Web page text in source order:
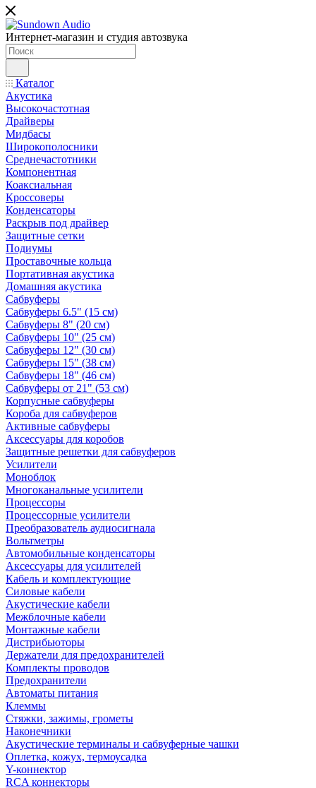
Интернет-магазин и студия автозвука
Каталог
Акустика
Высокочастотная
Драйверы
Мидбасы
Широкополосники
Среднечастотники
Компонентная
Коаксиальная
Кроссоверы
Конденсаторы
Раскрыв под драйвер
Защитные сетки
Подиумы
Проставочные кольца
Портативная акустика
Домашняя акустика
Сабвуферы
Сабвуферы 6.5" (15 см)
Сабвуферы 8" (20 см)
Сабвуферы 10" (25 см)
Сабвуферы 12" (30 см)
Сабвуферы 15" (38 см)
Сабвуферы 18" (46 см)
Сабвуферы от 21" (53 см)
Корпусные сабвуферы
Короба для сабвуферов
Активные сабвуферы
Аксессуары для коробов
Защитные решетки для сабвуферов
Усилители
Моноблок
Многоканальные усилители
Процессоры
Процессорные усилители
Преобразователь аудиосигнала
Вольтметры
Автомобильные конденсаторы
Аксессуары для усилителей
Кабель и комплектующие
Силовые кабели
Акустические кабели
Межблочные кабели
Монтажные кабели
Дистрибьюторы
Держатели для предохранителей
Комплекты проводов
Предохранители
Автоматы питания
Клеммы
Стяжки, зажимы, грометы
Наконечники
Акустические терминалы и сабвуферные чашки
Оплетка, кожух, термоусадка
Y-коннектор
RCA коннекторы